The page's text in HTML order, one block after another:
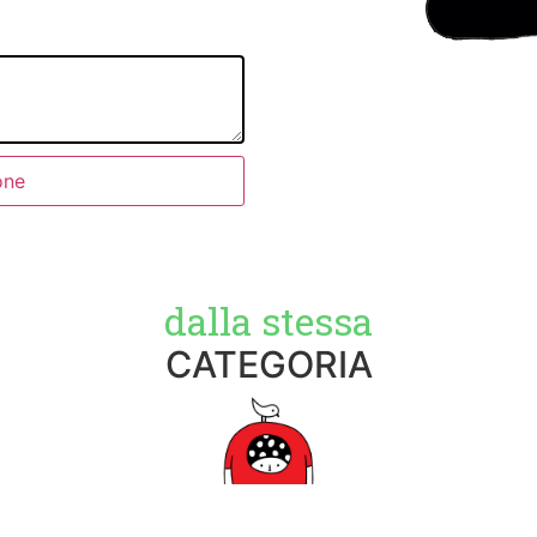
dalla stessa
CATEGORIA